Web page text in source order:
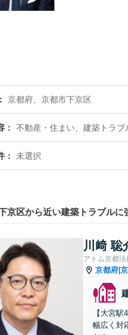
京都府、京都市下京区
不動産・住まい、建築トラブ
未選択
京区から近い建築トラブルに
川﨑 聡
アトム京都
京都府
【大宮
幅広く対